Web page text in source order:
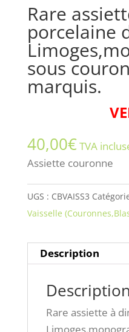
Rare
porcelaine
sous
marquis.
40,00€TVA
Assiette couronne
UGS : CBVAISS3
Vaisselle
Description
Description
Rare assiette à